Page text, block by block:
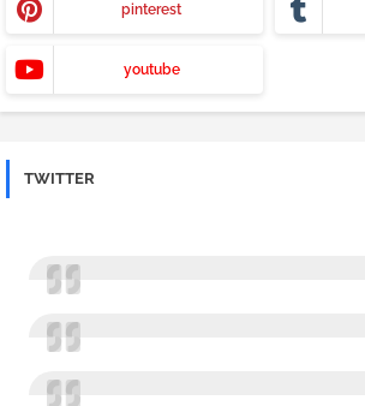
pinterest
youtube
TWITTER